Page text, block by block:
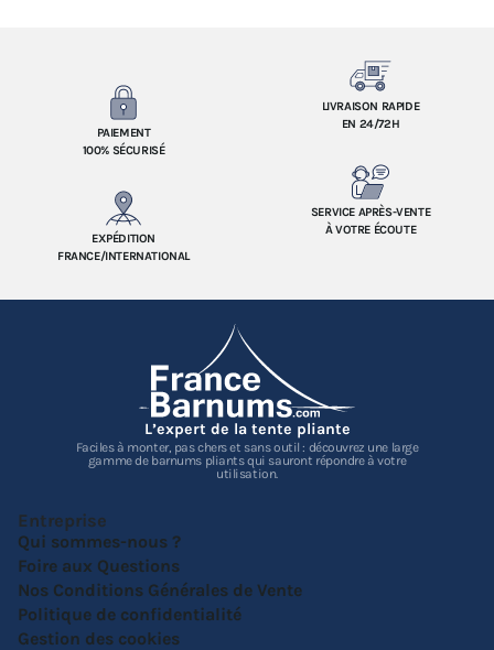
PAIEMENT
100% SÉCURISÉ
LIVRAISON RAPIDE
EN 24/72H
EXPÉDITION
FRANCE/INTERNATIONAL
SERVICE APRÈS-VENTE
À VOTRE ÉCOUTE
L’expert de la tente pliante
Faciles à monter, pas chers et sans outil : découvrez une large
gamme de barnums pliants qui sauront répondre à votre
utilisation.
Entreprise
Qui sommes-nous ?
Foire aux Questions
Nos Conditions Générales de Vente
Politique de confidentialité
Gestion des cookies